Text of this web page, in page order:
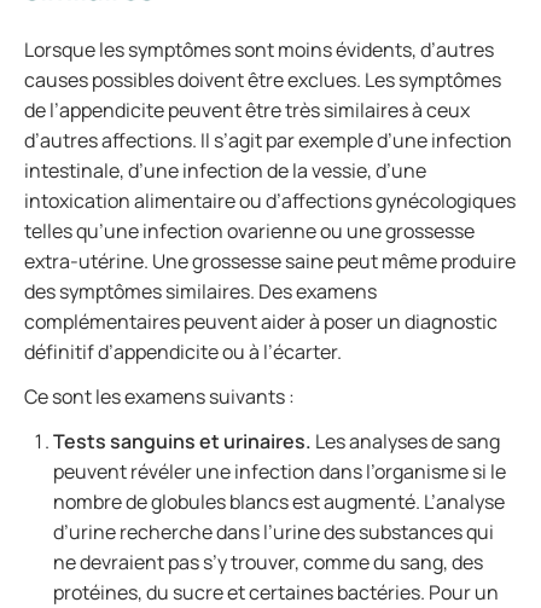
Lorsque les symptômes sont moins évidents, d’autres
causes possibles doivent être exclues. Les symptômes
de l’appendicite peuvent être très similaires à ceux
d’autres affections. Il s’agit par exemple d’une infection
intestinale, d’une infection de la vessie, d’une
intoxication alimentaire ou d’affections gynécologiques
telles qu’une infection ovarienne ou une grossesse
extra-utérine. Une grossesse saine peut même produire
des symptômes similaires. Des examens
complémentaires peuvent aider à poser un diagnostic
définitif d’appendicite ou à l’écarter.
Ce sont les examens suivants :
Tests sanguins et urinaires. Les analyses de sang
peuvent révéler une infection dans l’organisme si le
nombre de globules blancs est augmenté. L’analyse
d’urine recherche dans l’urine des substances qui
ne devraient pas s’y trouver, comme du sang, des
protéines, du sucre et certaines bactéries. Pour un